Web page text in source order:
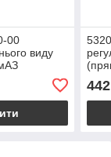
00
виду